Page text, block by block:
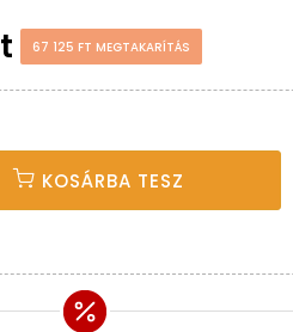
67 125 FT MEGTAKARÍTÁS
KOSÁRBA TESZ